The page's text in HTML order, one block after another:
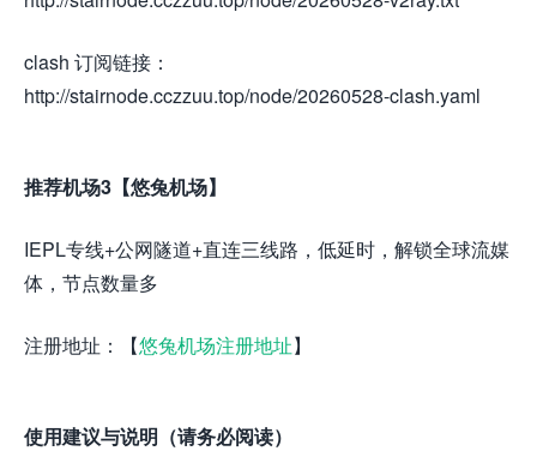
clash 订阅链接：
http://stairnode.cczzuu.top/node/20260528-clash.yaml
推荐机场3【悠兔机场】
IEPL专线+公网隧道+直连三线路，低延时，解锁全球流媒
体，节点数量多
注册地址：【悠兔机场注册地址】
使用建议与说明（请务必阅读）